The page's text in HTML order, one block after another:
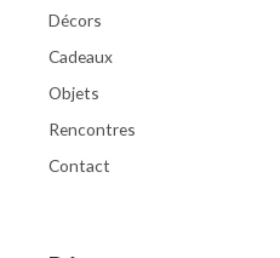
Décors
Cadeaux
Objets
Rencontres
Contact